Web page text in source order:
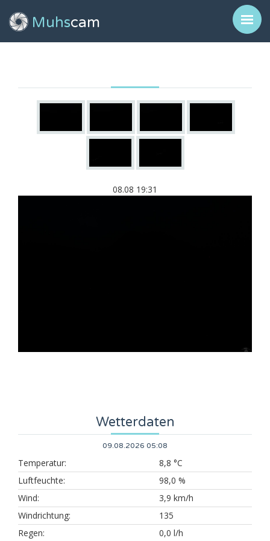
Muhscam
08.08 19:31
Wetterdaten
09.08.2026 05:08
Temperatur:
8,8 °C
Luftfeuchte:
98,0 %
Wind:
3,9 km/h
Windrichtung:
135
Regen:
0,0 l/h